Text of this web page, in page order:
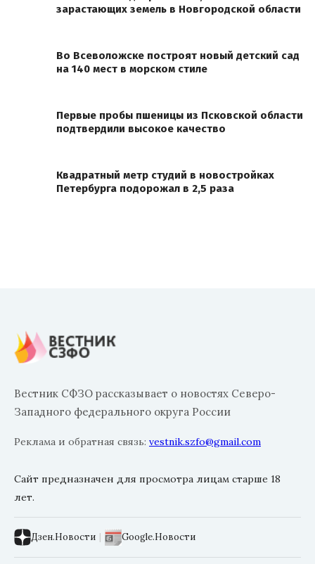
зарастающих земель в Новгородской области
Во Всеволожске построят новый детский сад
на 140 мест в морском стиле
Первые пробы пшеницы из Псковской области
подтвердили высокое качество
Квадратный метр студий в новостройках
Петербурга подорожал в 2,5 раза
Вестник СФЗО рассказывает о новостях Северо-
Западного федерального округа России
Реклама и обратная связь: vestnik.szfo@gmail.com
Сайт предназначен для просмотра лицам старше 18
лет.
Дзен.Новости | Google.Новости